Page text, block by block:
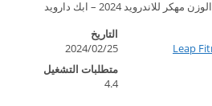
للاندرويد 2024 – ابك دارويد
Leap
التاريخ
2024/02/25
متطلبات التشغيل
4.4